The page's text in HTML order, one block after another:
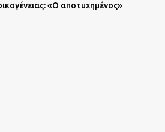
«Ο αποτυχημένος»